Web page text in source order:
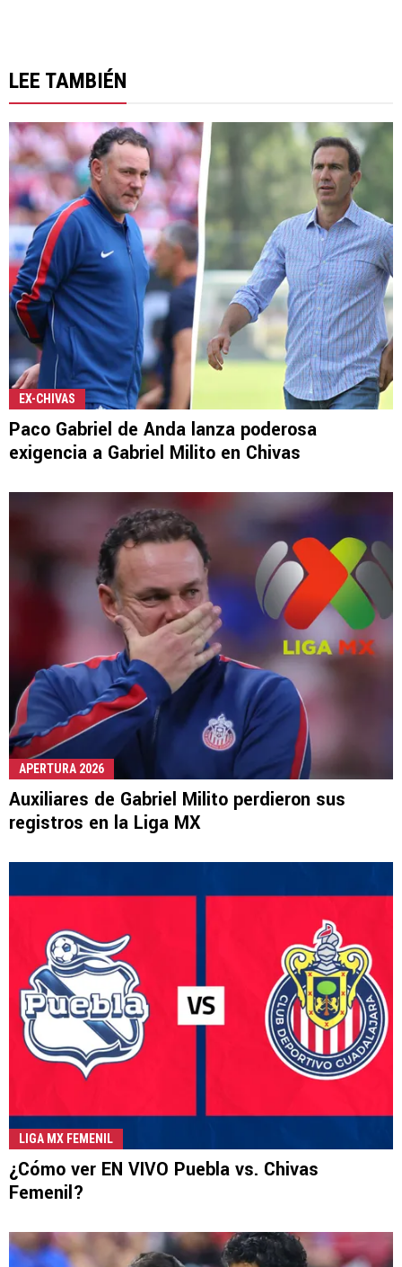
LEE TAMBIÉN
EX-CHIVAS
Paco Gabriel de Anda lanza poderosa
exigencia a Gabriel Milito en Chivas
APERTURA 2026
Auxiliares de Gabriel Milito perdieron sus
registros en la Liga MX
LIGA MX FEMENIL
¿Cómo ver EN VIVO Puebla vs. Chivas
Femenil?